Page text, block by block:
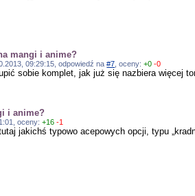
mangi i anime?
09:29:15, odpowiedź na#7 , oceny:+0 -0
sobie komplet, jak już się nazbiera więcej
i anime?
oceny:+16 -1
jakichś typowo acepowych opcji, typu